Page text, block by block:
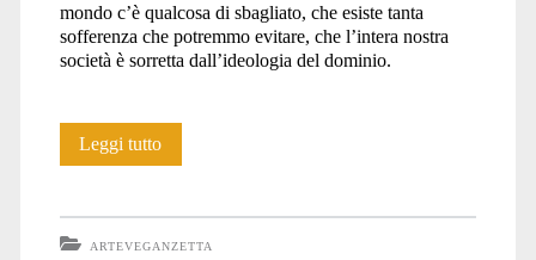
mondo c’è qualcosa di sbagliato, che esiste tanta
sofferenza che potremmo evitare, che l’intera nostra
società è sorretta dall’ideologia del dominio.
Leggi tuttoAndrea
ARTEVEGANZETTA